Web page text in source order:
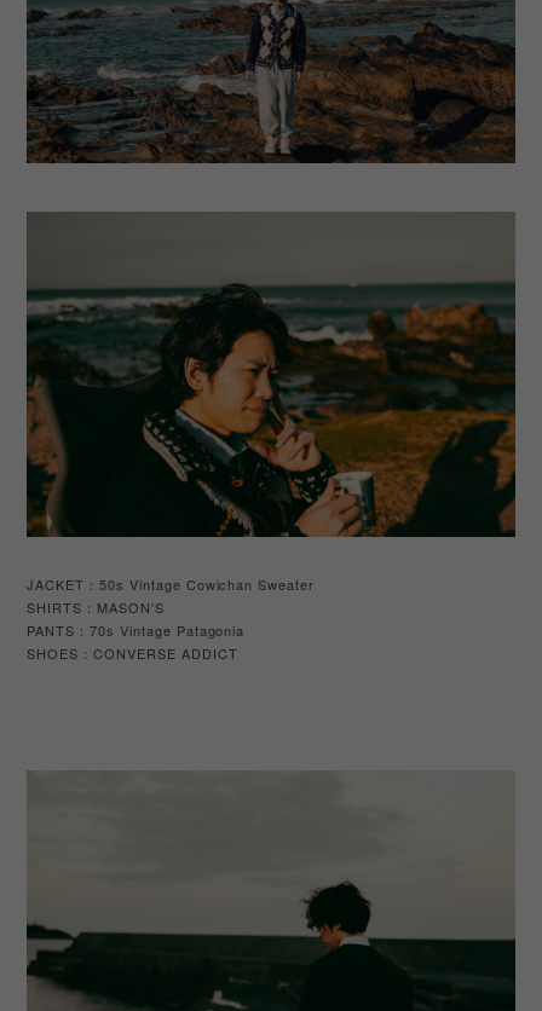
JACKET：50s Vintage Cowichan Sweater
SHIRTS：MASON'S
PANTS：70s Vintage Patagonia
SHOES ：CONVERSE ADDICT